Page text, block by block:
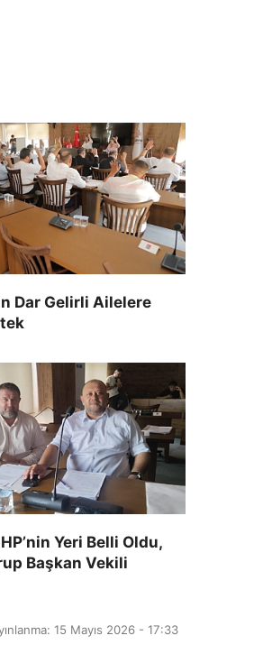
Dar Gelirli Ailelere
Yeri Belli Oldu,
Başkan Vekili
15 Mayıs 2026 - 17:33